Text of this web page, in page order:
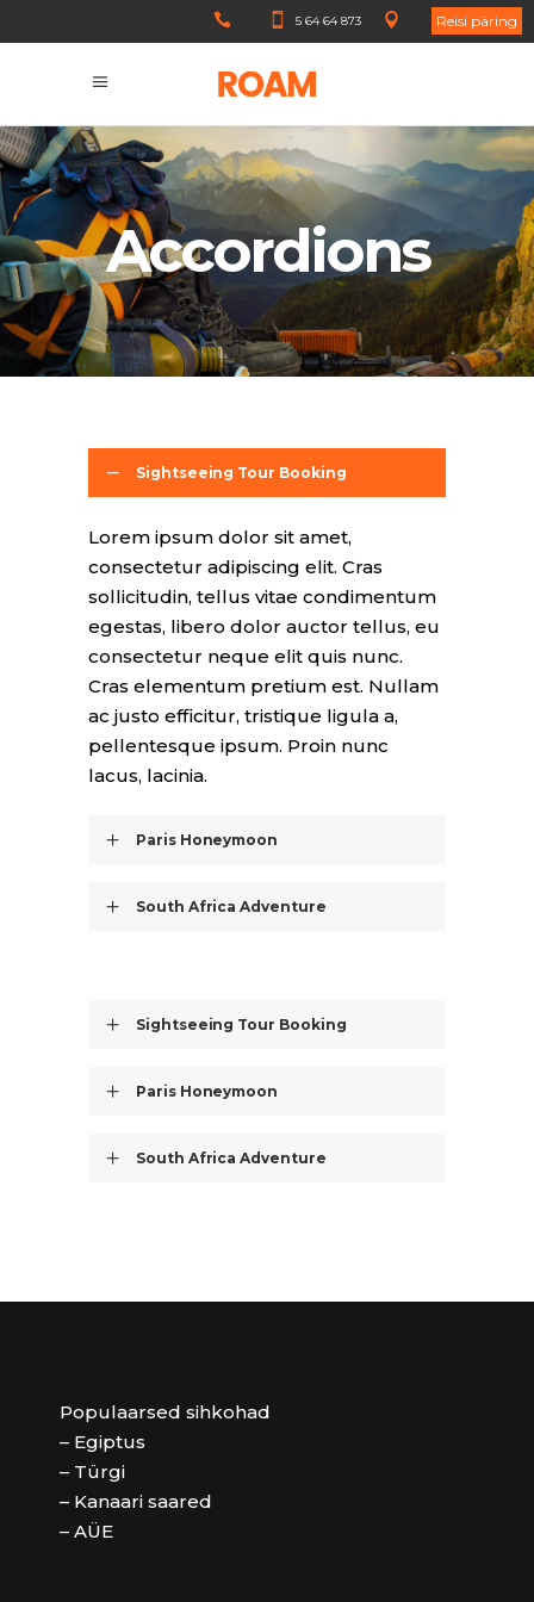
5 64 64 873 Reisi päring
Accordions
Sightseeing Tour Booking
Lorem ipsum dolor sit amet,
consectetur adipiscing elit. Cras
sollicitudin, tellus vitae condimentum
egestas, libero dolor auctor tellus, eu
consectetur neque elit quis nunc.
Cras elementum pretium est. Nullam
ac justo efficitur, tristique ligula a,
pellentesque ipsum. Proin nunc
lacus, lacinia.
Paris Honeymoon
South Africa Adventure
Sightseeing Tour Booking
Paris Honeymoon
South Africa Adventure
Populaarsed sihkohad
– Egiptus
– Türgi
– Kanaari saared
– AÜE